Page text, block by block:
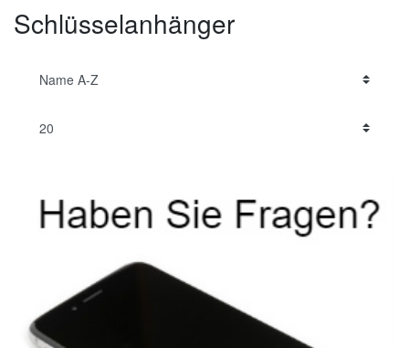
Schlüsselanhänger